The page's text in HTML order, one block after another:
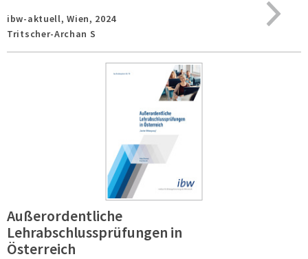
ibw-aktuell,Wien, 2024
Tritscher-Archan S
Außerordentliche
Lehrabschlussprüfungen in
Österreich